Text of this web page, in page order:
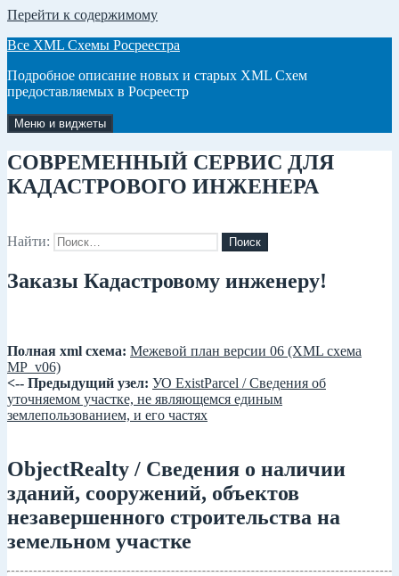
Перейти к содержимому
Все XML Схемы Росреестра
Подробное описание новых и старых XML Схем
предоставляемых в Росреестр
Меню и виджеты
СОВРЕМЕННЫЙ СЕРВИС ДЛЯ
КАДАСТРОВОГО ИНЖЕНЕРА
Найти:
Заказы Кадастровому инженеру!
Полная xml схема: Межевой план версии 06 (XML схема
MP_v06)
<-- Предыдущий узел: УО ExistParcel / Сведения об
уточняемом участке, не являющемся единым
землепользованием, и его частях
ObjectRealty / Сведения о наличии
зданий, сооружений, объектов
незавершенного строительства на
земельном участке